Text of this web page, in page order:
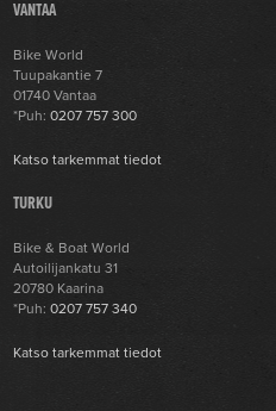
VANTAA
Bike World
Tuupakantie 7
01740 Vantaa
*Puh:0207 757 300
Katso tarkemmat tiedot
TURKU
Bike & Boat World
Autoilijankatu 31
20780 Kaarina
*Puh:0207 757 340
Katso tarkemmat tiedot